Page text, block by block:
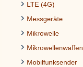
LTE (4G)
Messgeräte
Mikrowelle
Mikrowellenwaffen
Mobilfunksender